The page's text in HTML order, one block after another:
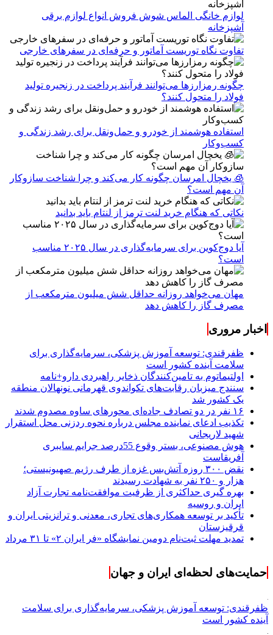
لوازم خانگی الماس شوش فروش انواع لوازم برقی
آشپزخانه
تفاوت نگاه توریست آماتور و حرفه‌ای در سفرهای خارجی
چگونه رمزارزها می‌توانند فرآیند پرداخت در زنجیره تولید
فولاد را متحول کنند؟
استفاده هوشمند از خودرو و حمل‌ونقل برای رشد زندگی و
کسب‌وکار
🧊 یخچال امرسان چگونه کار می‌کند و چرا شناخت سازوکار
آن مهم است؟
نکاتی که هنگام خرید لنت ترمز از لنتام باید بدانید
آیا دوج‌کوین برای سرمایه‌گذاری در سال ۲۰۲۵ مناسب
است؟
مهان می‌خواهد روزانه حداقل شش میلیون مترمکعب از
مصرف گاز را کاهش دهد
اخبار مروری
ظفرقندی: توسعه آموزش پزشکی، سرمایه‌گذاری برای
سلامت آینده کشور است
اولتیماتوم به تامین‌کنندگان ذخایر راهبردی دارو+نامه
سنندج میزبان رقابت‌های تکواندوی قهرمانی نونهالان منطقه
یک کشور شد
۱۶ نفر در دو تصادف جاده‌ای محورهای ساوه مصدوم شدند
تکذیب ادعای نماینده مجلس درباره نحوه ردزنی محل استقرار
شهید لاریجانی
هوش مصنوعی، بستر وقوع 55درصد جرایم سایبری
آفریقاست
نقض ۳۰۰ روزه آتش‌بس غزه از طرف رژیم صهیونیستی؛
هزار و ۲۵۰ نفر به شهادت رسیدند
بهره گیری حداکثری از ظرفیت موافقت‌نامه تجارت آزاد
ایران و روسیه
تأکید بر توسعه همکاری‌های تجاری، معدنی و ترانزیتی ایران و
قرقیزستان
تمدید مهلت ثبت‌نام دومین نمایشگاه «فر ایران ۲» تا ۳۱ مرداد
حمایت‌های لحظه‌ای ایران و جهان
ظفرقندی: توسعه آموزش پزشکی، سرمایه‌گذاری برای سلامت
آینده کشور است